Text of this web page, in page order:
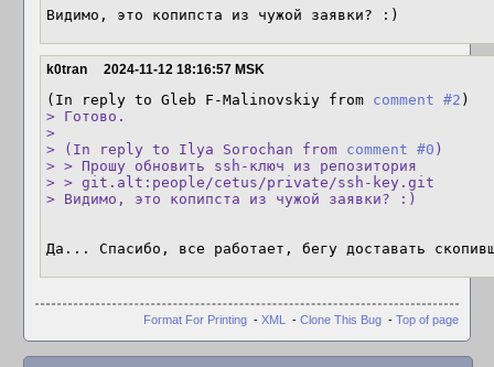
Видимо, это копипста из чужой заявки? :)
k0tran 2024-11-12 18:16:57 MSK
(In reply to Gleb F-Malinovskiy from comment #2
> Готово.
>
> (In reply to Ilya Sorochan from comment #0 )
> > Прошу обновить ssh-ключ из репозитория
> > git.alt:people/cetus/private/ssh-key.git
> Видимо, это копипста из чужой заявки? :)
Да... Спасибо, все работает, бегу доставать
Format For Printing - XML - Clone This Bug - Top of page